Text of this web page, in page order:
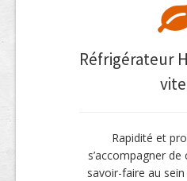
Réfrigérateur
Rapidité et
s’accompagner
savoir-faire au